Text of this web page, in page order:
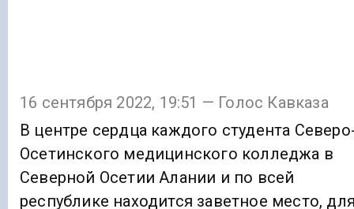
16 сентября 2022, 19:51 — Голос Кавказа
В центре сердца каждого студента
Осетинского медицинского колледжа в
Северной Осетии Алании и по всей
республике находится заветное место,